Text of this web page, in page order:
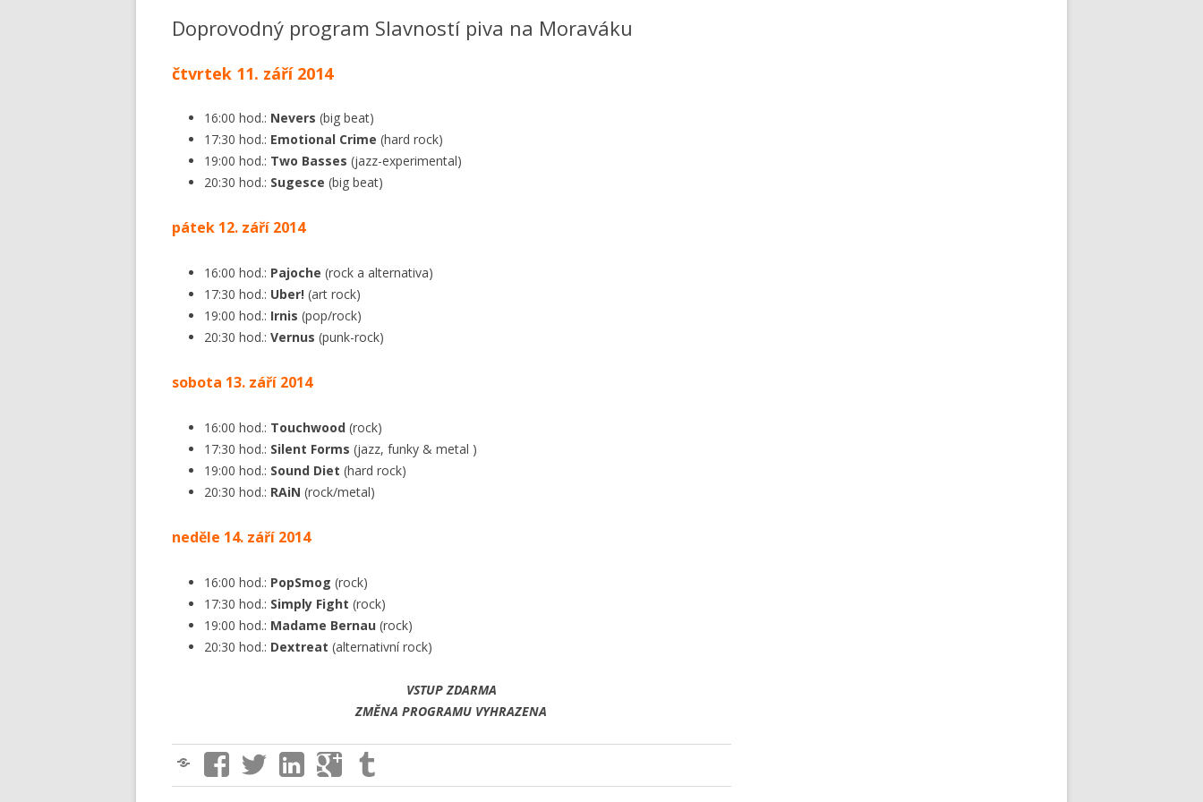
Doprovodný program Slavností piva na Moraváku
čtvrtek 11. září 2014
16:00 hod.: Nevers (big beat)
17:30 hod.: Emotional Crime (hard rock)
19:00 hod.: Two Basses (jazz-experimental)
20:30 hod.: Sugesce (big beat)
pátek 12. září 2014
16:00 hod.: Pajoche (rock a alternativa)
17:30 hod.: Uber! (art rock)
19:00 hod.: Irnis (pop/rock)
20:30 hod.: Vernus (punk-rock)
sobota 13. září 2014
16:00 hod.: Touchwood (rock)
17:30 hod.: Silent Forms (jazz, funky & metal )
19:00 hod.: Sound Diet (hard rock)
20:30 hod.: RAiN (rock/metal)
neděle 14. září 2014
16:00 hod.: PopSmog (rock)
17:30 hod.: Simply Fight (rock)
19:00 hod.: Madame Bernau (rock)
20:30 hod.: Dextreat (alternativní rock)
VSTUP ZDARMA
ZMĚNA PROGRAMU VYHRAZENA